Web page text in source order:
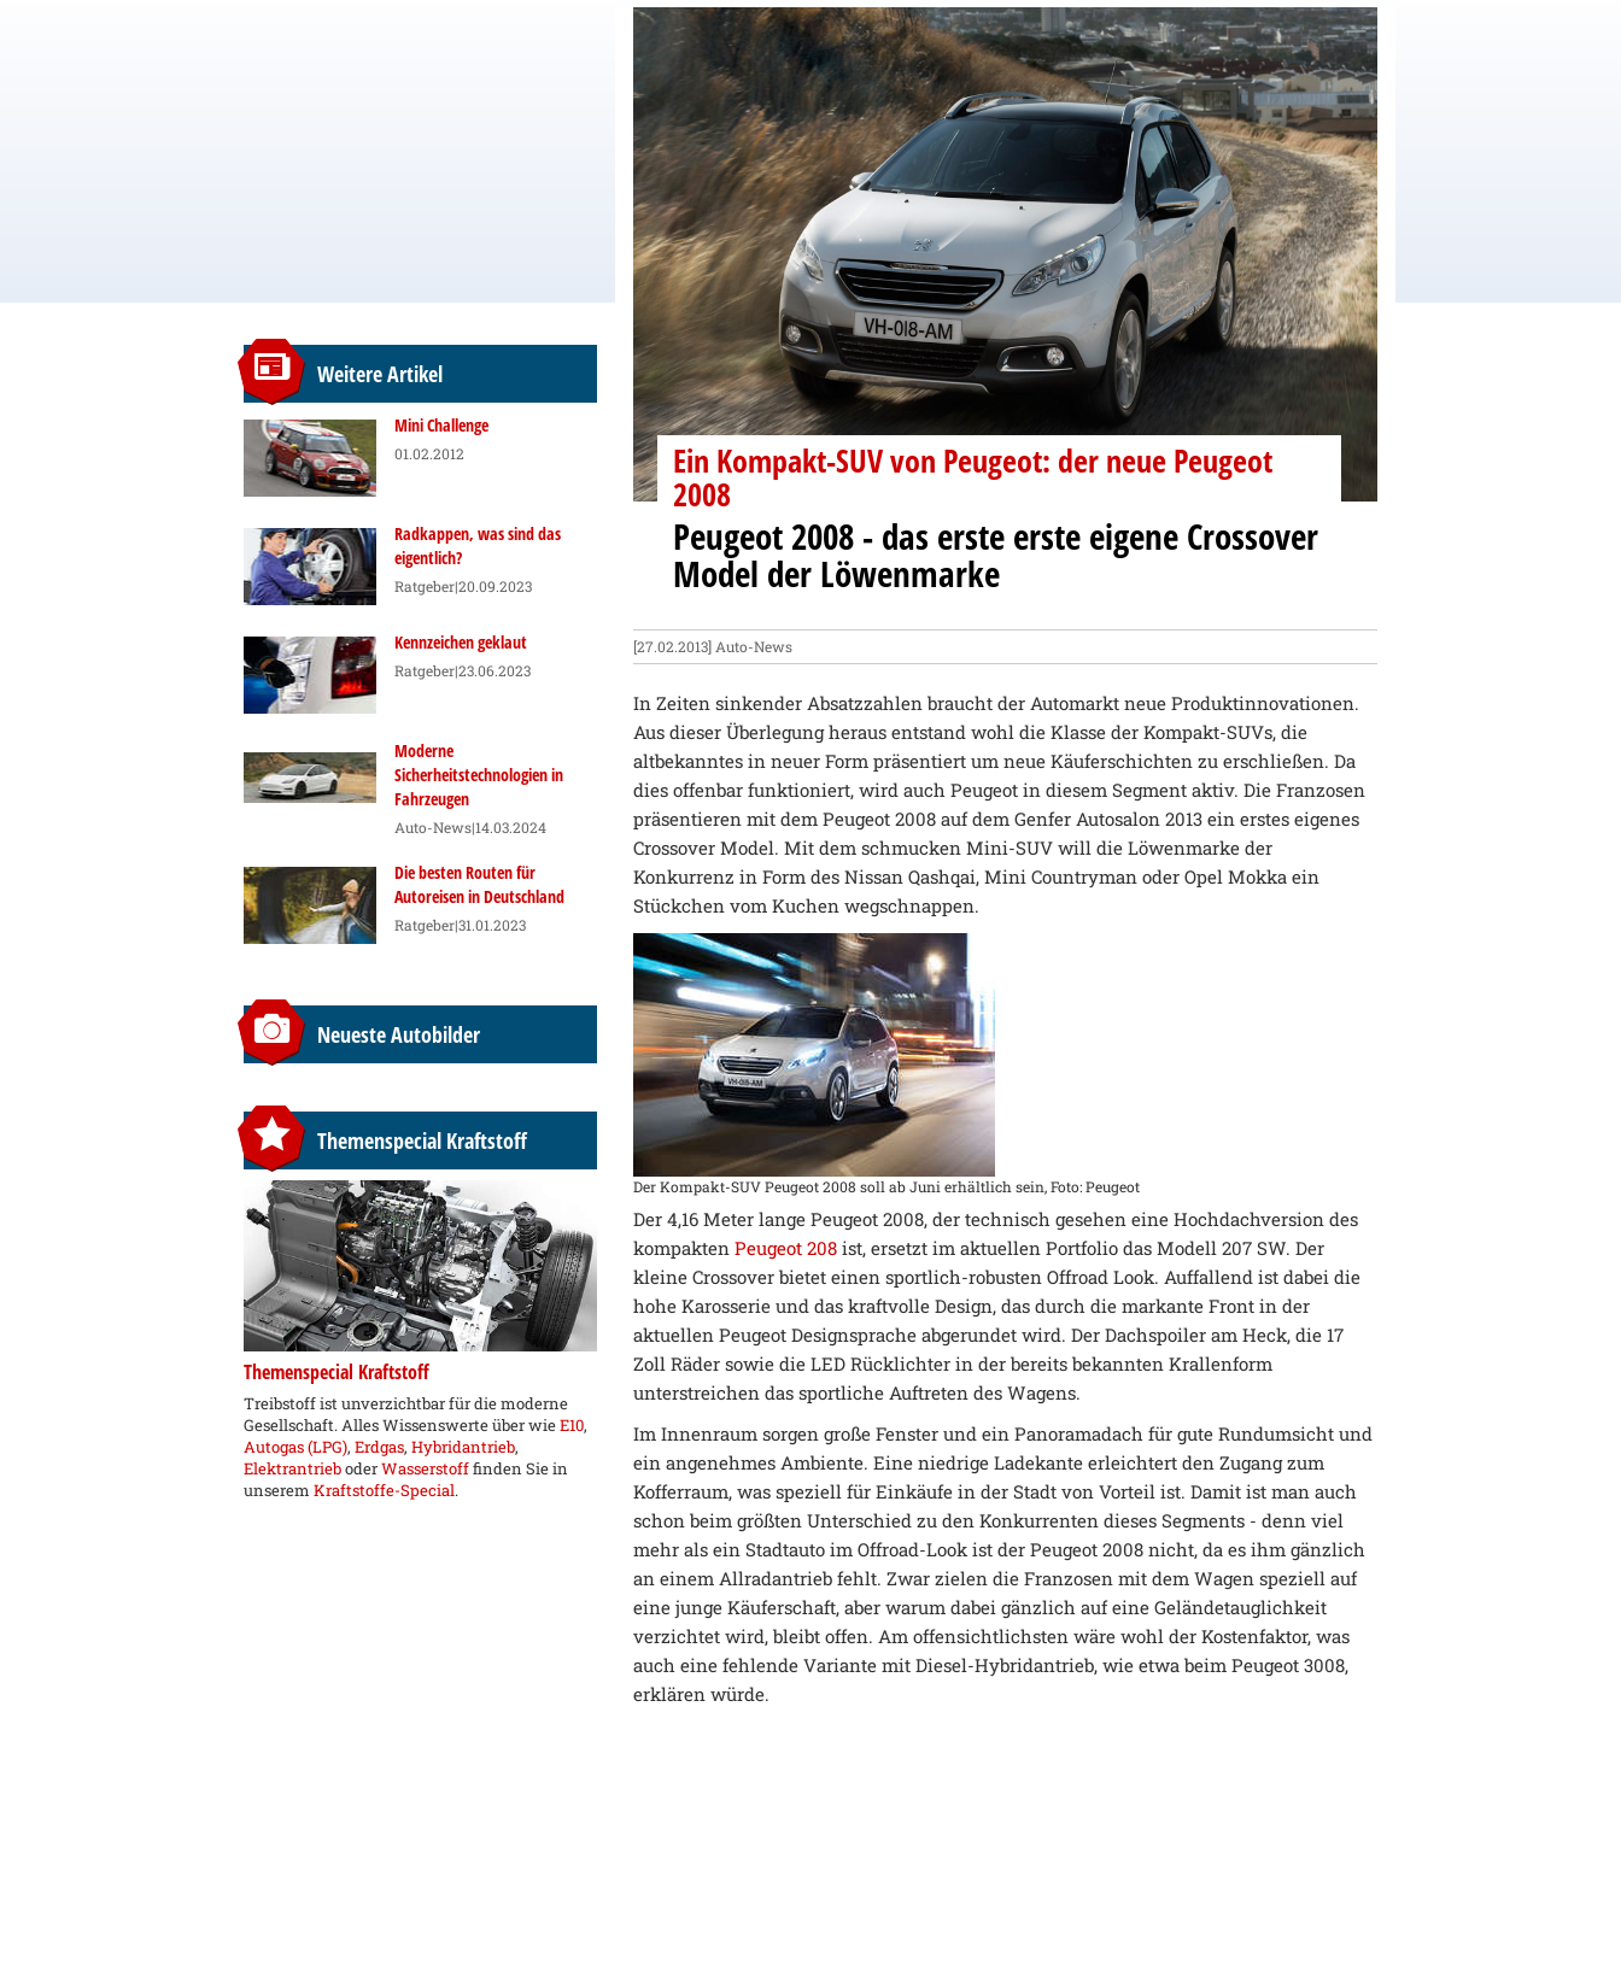
Ein Kompakt-SUV von Peugeot: der neue Peugeot
2008
Peugeot 2008 - das erste erste eigene Crossover
Model der Löwenmarke
[27.02.2013] Auto-News
In Zeiten sinkender Absatzzahlen braucht der Automarkt neue Produktinnovationen.
Aus dieser Überlegung heraus entstand wohl die Klasse der Kompakt-SUVs, die
altbekanntes in neuer Form präsentiert um neue Käuferschichten zu erschließen. Da
dies offenbar funktioniert, wird auch Peugeot in diesem Segment aktiv. Die Franzosen
präsentieren mit dem Peugeot 2008 auf dem Genfer Autosalon 2013 ein erstes eigenes
Crossover Model. Mit dem schmucken Mini-SUV will die Löwenmarke der
Konkurrenz in Form des Nissan Qashqai, Mini Countryman oder Opel Mokka ein
Stückchen vom Kuchen wegschnappen.
Der Kompakt-SUV Peugeot 2008 soll ab Juni erhältlich sein, Foto: Peugeot
Der 4,16 Meter lange Peugeot 2008, der technisch gesehen eine Hochdachversion des
kompaktenPeugeot 208 ist, ersetzt im aktuellen Portfolio das Modell 207 SW. Der
kleine Crossover bietet einen sportlich-robusten Offroad Look. Auffallend ist dabei die
hohe Karosserie und das kraftvolle Design, das durch die markante Front in der
aktuellen Peugeot Designsprache abgerundet wird. Der Dachspoiler am Heck, die 17
Zoll Räder sowie die LED Rücklichter in der bereits bekannten Krallenform
unterstreichen das sportliche Auftreten des Wagens.
Im Innenraum sorgen große Fenster und ein Panoramadach für gute Rundumsicht und
ein angenehmes Ambiente. Eine niedrige Ladekante erleichtert den Zugang zum
Kofferraum, was speziell für Einkäufe in der Stadt von Vorteil ist. Damit ist man auch
schon beim größten Unterschied zu den Konkurrenten dieses Segments - denn viel
mehr als ein Stadtauto im Offroad-Look ist der Peugeot 2008 nicht, da es ihm gänzlich
an einem Allradantrieb fehlt. Zwar zielen die Franzosen mit dem Wagen speziell auf
eine junge Käuferschaft, aber warum dabei gänzlich auf eine Geländetauglichkeit
verzichtet wird, bleibt offen. Am offensichtlichsten wäre wohl der Kostenfaktor, was
auch eine fehlende Variante mit Diesel-Hybridantrieb, wie etwa beim Peugeot 3008,
erklären würde.
Weitere Artikel
Mini Challenge
01.02.2012
Radkappen, was sind das
eigentlich?
Ratgeber|20.09.2023
Kennzeichen geklaut
Ratgeber|23.06.2023
Moderne
Sicherheitstechnologien in
Fahrzeugen
Auto-News|14.03.2024
Die besten Routen für
Autoreisen in Deutschland
Ratgeber|31.01.2023
Neueste Autobilder
Themenspecial Kraftstoff
Themenspecial Kraftstoff
Treibstoff ist unverzichtbar für die moderne
Gesellschaft. Alles Wissenswerte über wieE10,
Autogas (LPG), Erdgas, Hybridantrieb,
ElektrantrieboderWasserstofffinden Sie in
unserem Kraftstoffe-Special.